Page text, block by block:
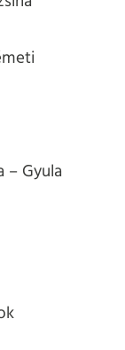
– Gyula